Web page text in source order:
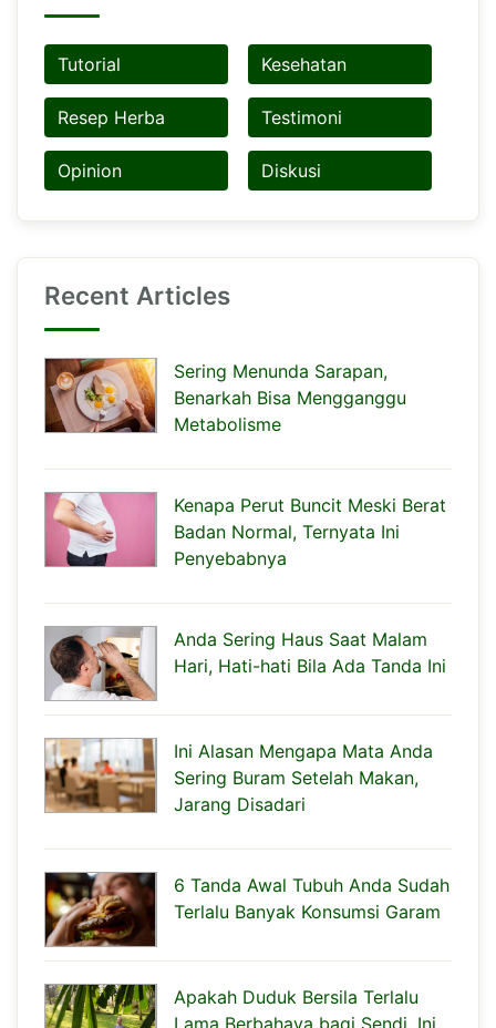
Tutorial Kesehatan
Resep Herba Testimoni
Opinion Diskusi
Recent Articles
Sering Menunda Sarapan,
Benarkah Bisa Mengganggu
Metabolisme
Kenapa Perut Buncit Meski Berat
Badan Normal, Ternyata Ini
Penyebabnya
Anda Sering Haus Saat Malam
Hari, Hati-hati Bila Ada Tanda Ini
Ini Alasan Mengapa Mata Anda
Sering Buram Setelah Makan,
Jarang Disadari
6 Tanda Awal Tubuh Anda Sudah
Terlalu Banyak Konsumsi Garam
Apakah Duduk Bersila Terlalu
Lama Berbahaya bagi Sendi, Ini